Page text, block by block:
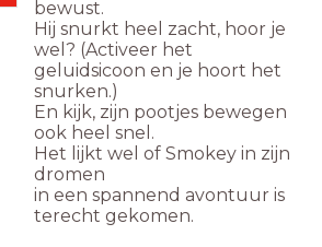
bewust.
Hij snurkt heel zacht, hoor je
wel? (Activeer het
geluidsicoon en je hoort het
snurken.)
En kijk, zijn pootjes bewegen
ook heel snel.
Het lijkt wel of Smokey in zijn
dromen
in een spannend avontuur is
terecht gekomen.